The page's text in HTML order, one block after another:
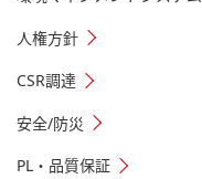
人権方針
CSR調達
安全/防災
PL・品質保証